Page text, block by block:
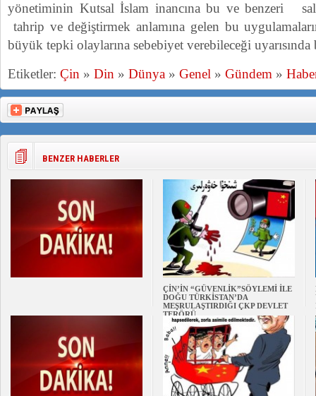
yönetiminin Kutsal İslam inancına bu ve benzeri
tahrip ve değiştirmek anlamına gelen bu
büyük tepki olaylarına sebebiyet verebileceği
Etiketler: Çin » Din » Dünya » Genel » Gündem »
BENZER HABERLER
ÇİN’İN “GÜVENLİK”SÖYLEMİ İLE
DOĞU TÜRKİSTAN’DA
MEŞRULAŞTIRDIĞI ÇKP DEVLET
TERÖRÜ